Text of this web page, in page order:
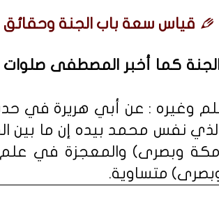
قياس سعة باب الجنة وحقائق
كما أخبر المصطفى صلوات
وغيره : عن أبي هريرة في
نفس محمد بيده إن ما بين
وبصرى) والمعجزة في علم
متساوية.